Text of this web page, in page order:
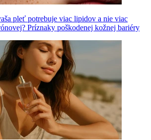
pleť potrebuje viac lipidov a nie viac
Príznaky poškodenej kožnej bariéry